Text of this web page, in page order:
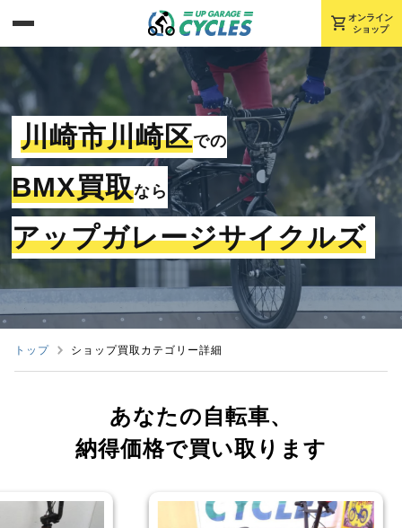
shopping_cart オンライン
ショップ
川崎市川崎区での
BMX買取なら
アップガレージサイクルズ
トップ ショップ買取カテゴリー詳細
あなたの自転車、
納得価格で買い取ります